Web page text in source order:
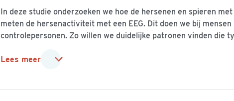
In deze studie onderzoeken we hoe de hersenen en spieren
meten de hersenactiviteit met een EEG. Dit doen we bij mensen
controlepersonen. Zo willen we duidelijke patronen vinden die
Lees meer